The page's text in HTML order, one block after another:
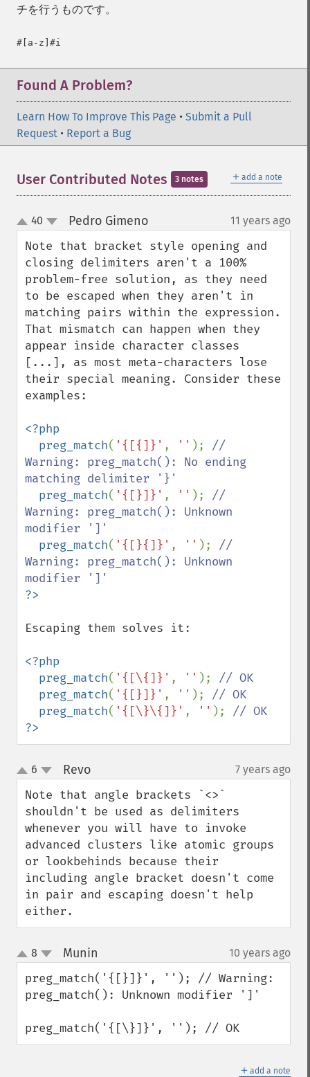
チを行うものです。
Found A Problem?
Learn How To Improve This Page • Submit a Pull
Request • Report a Bug
＋ add a note
User Contributed Notes 3 notes
up
down
40 Pedro Gimeno¶ 11 years ago
Note that bracket style opening and
closing delimiters aren't a 100%
problem-free solution, as they need
to be escaped when they aren't in
matching pairs within the expression.
That mismatch can happen when they
appear inside character classes
[...], as most meta-characters lose
their special meaning. Consider these
examples:
<?php
  preg_match
( '{[{]}' , '' ); //
Warning: preg_match(): No ending
matching delimiter '}'
preg_match( '{[}]}' , '' ); //
Warning: preg_match(): Unknown
modifier ']'
preg_match( '{[}{]}' , '' ); //
Warning: preg_match(): Unknown
Escaping them solves it:
<?php
  preg_match
( '{[\{]}' , '' ); // OK
preg_match( '{[}]}' , '' ); // OK
preg_match( '{[\}\{]}' , '' );
?>
up
down
6 Revo¶ 7 years ago
Note that angle brackets `<>`
shouldn't be used as delimiters
whenever you will have to invoke
advanced clusters like atomic groups
or lookbehinds because their
including angle bracket doesn't come
in pair and escaping doesn't help
either.
up
down
8 Munin 10 years ago
preg_match('{[}]}', ''); // Warning:
preg_match(): Unknown modifier ']'
preg_match('{[\}]}', ''); // OK
＋ add a note